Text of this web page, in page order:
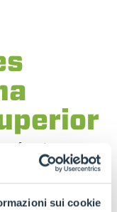
sui cookie
para evitar